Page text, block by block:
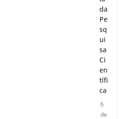
da
Pe
sq
ui
sa
Ci
en
tífi
ca
6
de